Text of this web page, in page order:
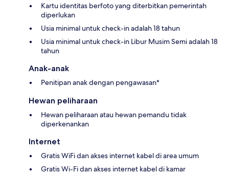
Kartu identitas berfoto yang diterbitkan pemerintah
diperlukan
Usia minimal untuk check-in adalah 18 tahun
Usia minimal untuk check-in Libur Musim Semi adalah 18
tahun
Anak-anak
Penitipan anak dengan pengawasan*
Hewan peliharaan
Hewan peliharaan atau hewan pemandu tidak
diperkenankan
Internet
Gratis WiFi dan akses internet kabel di area umum
Gratis Wi-Fi dan akses internet kabel di kamar